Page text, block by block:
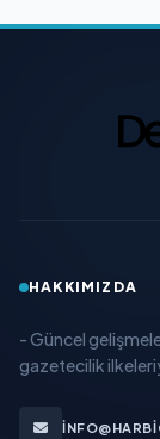
HAKKIMIZDA
- Güncel
gazetecilik